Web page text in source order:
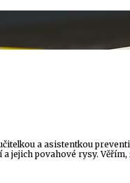
a asistentkou
jejich povahové rysy.